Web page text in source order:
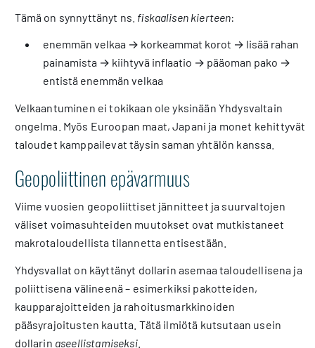
Tämä on synnyttänyt ns. fiskaalisen kierteen:
enemmän velkaa → korkeammat korot → lisää rahan
painamista → kiihtyvä inflaatio → pääoman pako →
entistä enemmän velkaa
Velkaantuminen ei tokikaan ole yksinään Yhdysvaltain
ongelma. Myös Euroopan maat, Japani ja monet kehittyvät
taloudet kamppailevat täysin saman yhtälön kanssa.
Geopoliittinen epävarmuus
Viime vuosien geopoliittiset jännitteet ja suurvaltojen
väliset voimasuhteiden muutokset ovat mutkistaneet
makrotaloudellista tilannetta entisestään.
Yhdysvallat on käyttänyt dollarin asemaa taloudellisena ja
poliittisena välineenä – esimerkiksi pakotteiden,
kaupparajoitteiden ja rahoitusmarkkinoiden
pääsyrajoitusten kautta. Tätä ilmiötä kutsutaan usein
dollarin aseellistamiseksi.